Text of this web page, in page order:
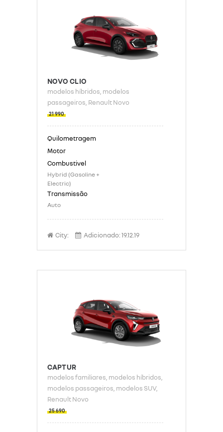
NOVO CLIO
modelos híbridos , modelos
passageiros , Renault Novo
21 990
Hybrid (Gasoline +
Electric)
Auto
City: Adicionado:19.12.19
CAPTUR
modelos familiares , modelos híbridos
modelos passageiros , modelos SUV,
Renault Novo
25 690